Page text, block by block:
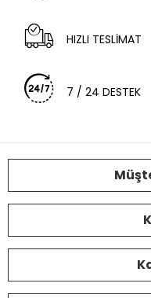
HIZLI TESLİMAT
7 / 24 DESTEK